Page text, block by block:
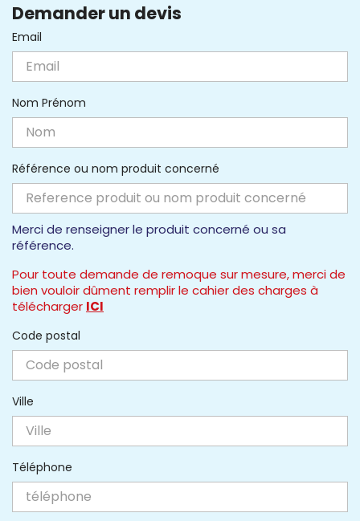
Demander un devis
Email
Nom Prénom
Référence ou nom produit concerné
Merci de renseigner le produit concerné ou sa
référence.
Pour toute demande de remoque sur mesure, merci de
bien vouloir dûment remplir le cahier des charges à
télécharger ICI
Code postal
Ville
Téléphone